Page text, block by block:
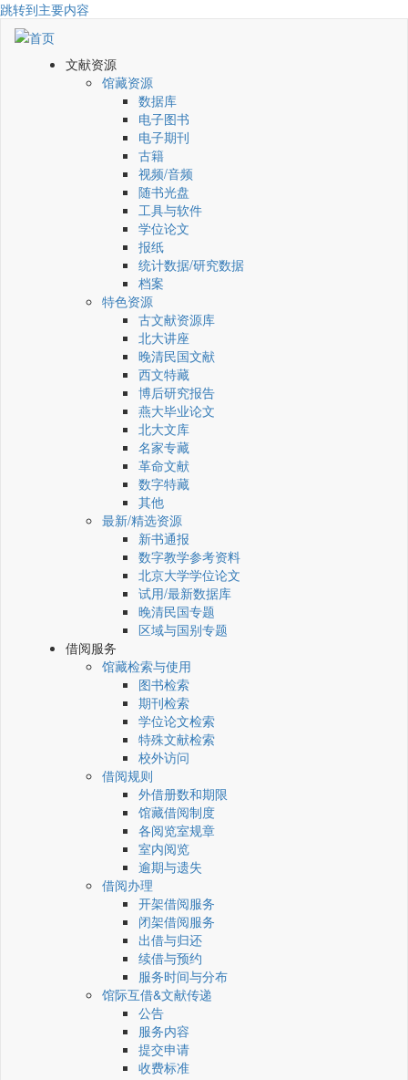
跳转到主要内容
文献资源
馆藏资源
数据库
电子图书
电子期刊
古籍
视频/音频
随书光盘
工具与软件
学位论文
报纸
统计数据/研究数据
档案
特色资源
古文献资源库
北大讲座
晚清民国文献
西文特藏
博后研究报告
燕大毕业论文
北大文库
名家专藏
革命文献
数字特藏
其他
最新/精选资源
新书通报
数字教学参考资料
北京大学学位论文
试用/最新数据库
晚清民国专题
区域与国别专题
借阅服务
馆藏检索与使用
图书检索
期刊检索
学位论文检索
特殊文献检索
校外访问
借阅规则
外借册数和期限
馆藏借阅制度
各阅览室规章
室内阅览
逾期与遗失
借阅办理
开架借阅服务
闭架借阅服务
出借与归还
续借与预约
服务时间与分布
馆际互借&文献传递
公告
服务内容
提交申请
收费标准